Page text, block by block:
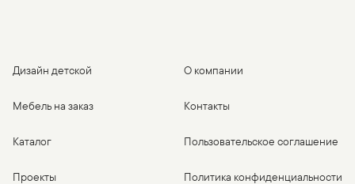
Дизайн детской
Мебель на заказ
Каталог
Проекты
О компании
Контакты
Пользовательское соглашение
Политика конфиденциальности